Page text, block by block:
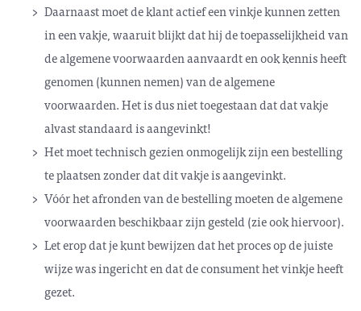
Daarnaast moet de klant actief een vinkje kunnen zetten
in een vakje, waaruit blijkt dat hij de toepasselijkheid van
de algemene voorwaarden aanvaardt en ook kennis heeft
genomen (kunnen nemen) van de algemene
voorwaarden. Het is dus niet toegestaan dat dat vakje
alvast standaard is aangevinkt!
Het moet technisch gezien onmogelijk zijn een bestelling
te plaatsen zonder dat dit vakje is aangevinkt.
Vóór het afronden van de bestelling moeten de algemene
voorwaarden beschikbaar zijn gesteld (zie ook hiervoor).
Let erop dat je kunt bewijzen dat het proces op de juiste
wijze was ingericht en dat de consument het vinkje heeft
gezet.